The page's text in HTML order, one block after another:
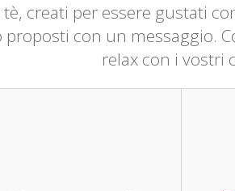
creati per essere gustati
proposti con un messaggio.
relax con i vostri